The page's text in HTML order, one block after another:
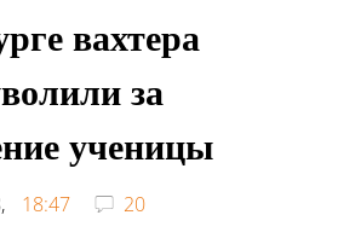
вахтера
за
ученицы
18:47
20